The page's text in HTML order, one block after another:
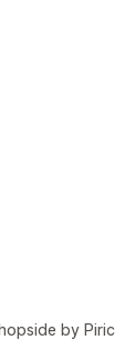
by Piric